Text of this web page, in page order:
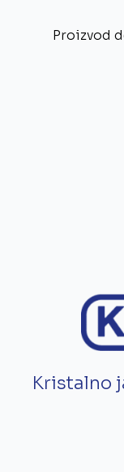
Proizvod
Kristalno